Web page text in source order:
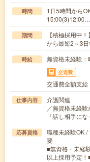
時間
1日5時間から
15:00(3)12:00…
期間
【積極採用中
から最短2～3
時給 無資格未経験
交通費
交通費全額支給
仕事内容
介護関連
／無資格未経
「話し相手に
応募資格
職種未経験OK /
要
■無資格・未経
以上採用予定